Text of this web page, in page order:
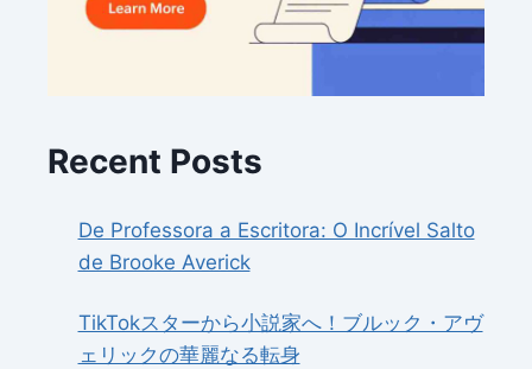
Recent Posts
De Professora a Escritora: O Incrível Salto
de Brooke Averick
TikTokスターから小説家へ！ブルック・アヴ
ェリックの華麗なる転身